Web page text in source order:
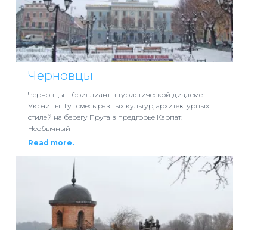
Черновцы
Черновцы – бриллиант в туристической диадеме
Украины. Тут смесь разных культур, архитектурных
стилей на берегу Прута в предгорье Карпат.
Необычный
Read more.